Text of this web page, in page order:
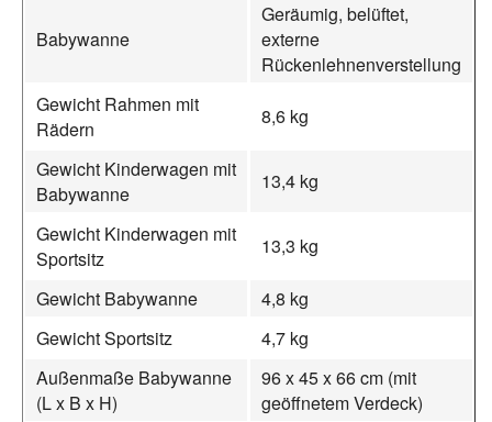
Babywanne
Geräumig, belüftet,
externe
Rückenlehnenverstellung
Gewicht Rahmen mit
Rädern
8,6 kg
Gewicht Kinderwagen mit
Babywanne
13,4 kg
Gewicht Kinderwagen mit
Sportsitz
13,3 kg
Gewicht Babywanne
4,8 kg
Gewicht Sportsitz
4,7 kg
Außenmaße Babywanne
(L x B x H)
96 x 45 x 66 cm (mit
geöffnetem Verdeck)